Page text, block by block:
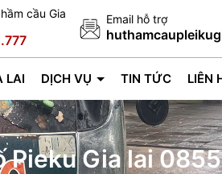
cầu Gia
Email hỗ trợ
LAI DỊCH VỤ TIN TỨC LIÊN
Gia lai